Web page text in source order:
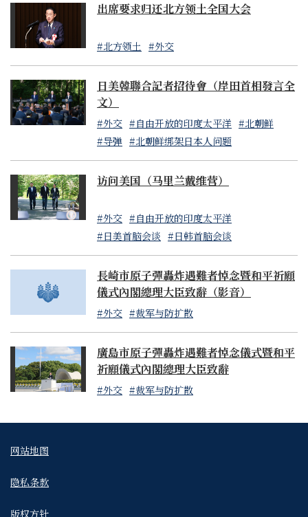
出席要求归还北方领土全国大会
#北方领土 #外交
日美韓聯合記者招待會（岸田首相發言全
文）
#外交 #自由开放的印度太平洋 #北朝鲜
#导弹 #北朝鲜绑架日本人问题
访问美国（马里兰戴维营）
#外交 #自由开放的印度太平洋
#日美首脑会谈 #日韩首脑会谈
長崎市原子彈轟炸遇難者悼念暨和平祈願
儀式內閣總理大臣致辭（影音）
#外交 #裁军与防扩散
廣島市原子彈轟炸遇難者悼念儀式暨和平
祈願儀式內閣總理大臣致辭
#外交 #裁军与防扩散
网站地图
隐私条款
版权方针